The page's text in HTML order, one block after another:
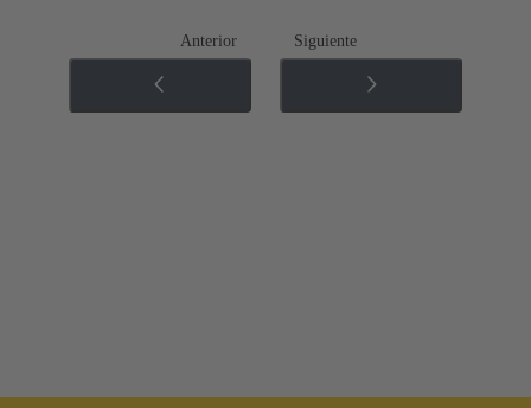
Anterior Siguiente